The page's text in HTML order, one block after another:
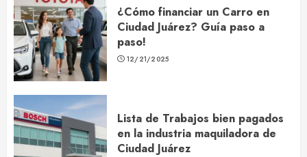
¿Cómo financiar un Carro en
Ciudad Juárez? Guía paso a
paso!
12/21/2025
Lista de Trabajos bien pagados
en la industria maquiladora de
Ciudad Juárez